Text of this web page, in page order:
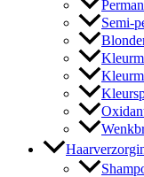
Semi-